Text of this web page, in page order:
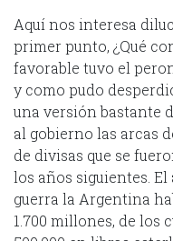
Aquí nos interesa
primer punto, ¿Qué
favorable tuvo el
y como pudo
una versión bastante
al gobierno las arcas
de divisas que se
los años siguientes.
guerra la Argentina
1.700 millones, de los